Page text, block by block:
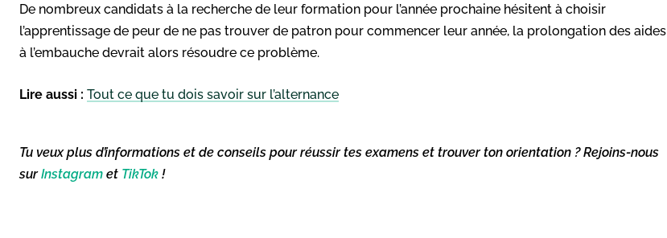
De nombreux candidats à la recherche de leur formation pour l’année prochaine hésitent à choisir
l’apprentissage de peur de ne pas trouver de patron pour commencer leur année, la prolongation des aides
à l’embauche devrait alors résoudre ce problème.
Lire aussi : Tout ce que tu dois savoir sur l’alternance
Tu veux plus d’informations et de conseils pour réussir tes examens et trouver ton orientation ? Rejoins-nous
surInstagram et TikTok !